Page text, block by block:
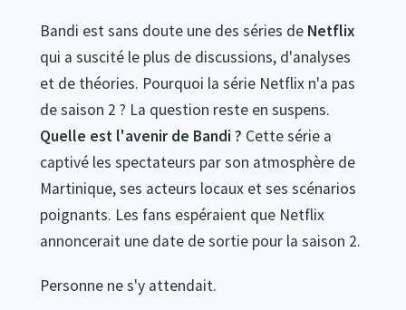
Bandi est sans doute une des séries de Netflix
qui a suscité le plus de discussions, d'analyses
et de théories. Pourquoi la série Netflix n'a pas
de saison 2 ? La question reste en suspens.
Quelle est l'avenir de Bandi ? Cette série a
captivé les spectateurs par son atmosphère de
Martinique, ses acteurs locaux et ses scénarios
poignants. Les fans espéraient que Netflix
annoncerait une date de sortie pour la saison 2.
Personne ne s'y attendait.